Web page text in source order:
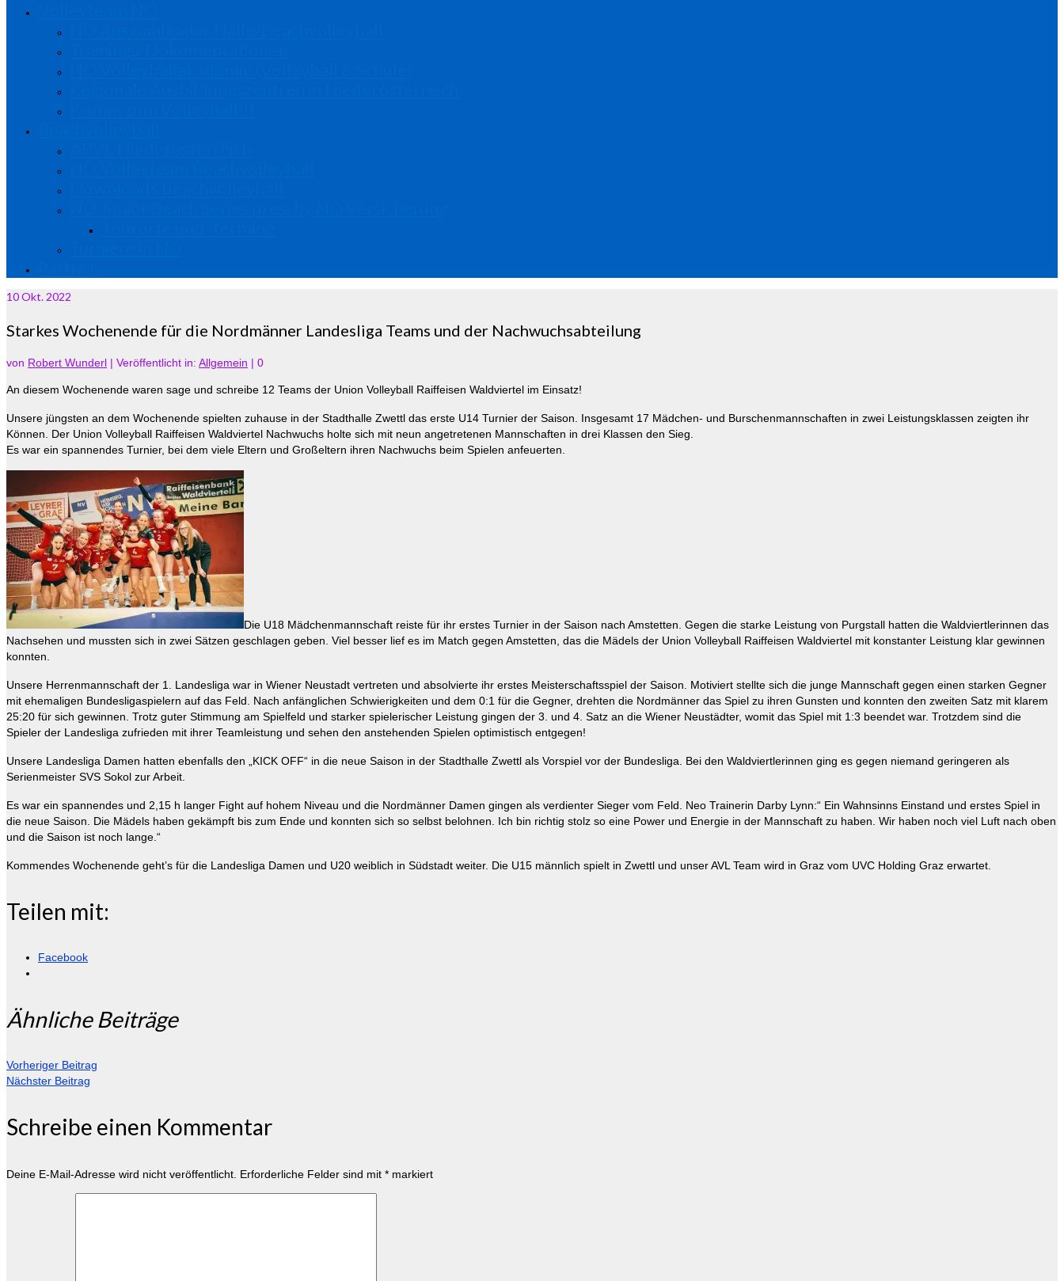
10Okt. 2022
Starkes Wochenende für die Nordmänner Landesliga Teams und der Nachwuchsabteilung
von Robert Wunderl | Veröffentlicht in: Allgemein | 0
An diesem Wochenende waren sage und schreibe 12 Teams der Union Volleyball Raiffeisen Waldviertel im Einsatz!
Unsere jüngsten an dem Wochenende spielten zuhause in der Stadthalle Zwettl das erste U14 Turnier der Saison. Insgesamt 17 Mädchen- und Burschenmannschaften in zwei Leistungsklassen zeigten ihr
Können. Der Union Volleyball Raiffeisen Waldviertel Nachwuchs holte sich mit neun angetretenen Mannschaften in drei Klassen den Sieg.
Es war ein spannendes Turnier, bei dem viele Eltern und Großeltern ihren Nachwuchs beim Spielen anfeuerten.
Die U18 Mädchenmannschaft reiste für ihr erstes Turnier in der Saison nach Amstetten. Gegen die starke Leistung von Purgstall hatten die Waldviertlerinnen das
Nachsehen und mussten sich in zwei Sätzen geschlagen geben. Viel besser lief es im Match gegen Amstetten, das die Mädels der Union Volleyball Raiffeisen Waldviertel mit konstanter Leistung klar gewinnen
konnten.
Unsere Herrenmannschaft der 1. Landesliga war in Wiener Neustadt vertreten und absolvierte ihr erstes Meisterschaftsspiel der Saison. Motiviert stellte sich die junge Mannschaft gegen einen starken Gegner
mit ehemaligen Bundesligaspielern auf das Feld. Nach anfänglichen Schwierigkeiten und dem 0:1 für die Gegner, drehten die Nordmänner das Spiel zu ihren Gunsten und konnten den zweiten Satz mit klarem
25:20 für sich gewinnen. Trotz guter Stimmung am Spielfeld und starker spielerischer Leistung gingen der 3. und 4. Satz an die Wiener Neustädter, womit das Spiel mit 1:3 beendet war. Trotzdem sind die
Spieler der Landesliga zufrieden mit ihrer Teamleistung und sehen den anstehenden Spielen optimistisch entgegen!
Unsere Landesliga Damen hatten ebenfalls den „KICK OFF“ in die neue Saison in der Stadthalle Zwettl als Vorspiel vor der Bundesliga. Bei den Waldviertlerinnen ging es gegen niemand geringeren als
Serienmeister SVS Sokol zur Arbeit.
Es war ein spannendes und 2,15 h langer Fight auf hohem Niveau und die Nordmänner Damen gingen als verdienter Sieger vom Feld. Neo Trainerin Darby Lynn:“ Ein Wahnsinns Einstand und erstes Spiel in
die neue Saison. Die Mädels haben gekämpft bis zum Ende und konnten sich so selbst belohnen. Ich bin richtig stolz so eine Power und Energie in der Mannschaft zu haben. Wir haben noch viel Luft nach oben
und die Saison ist noch lange.“
Kommendes Wochenende geht’s für die Landesliga Damen und U20 weiblich in Südstadt weiter. Die U15 männlich spielt in Zwettl und unser AVL Team wird in Graz vom UVC Holding Graz erwartet.
Teilen mit:
Facebook
Ähnliche Beiträge
Vorheriger Beitrag
Nächster Beitrag
Schreibe einen Kommentar
Deine E-Mail-Adresse wird nicht veröffentlicht. Erforderliche Felder sind mit * markiert